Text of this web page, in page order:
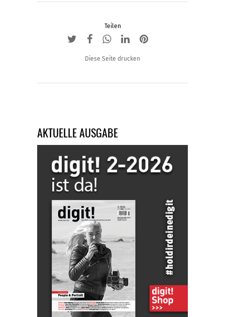
Teilen
Diese Seite drucken
AKTUELLE AUSGABE